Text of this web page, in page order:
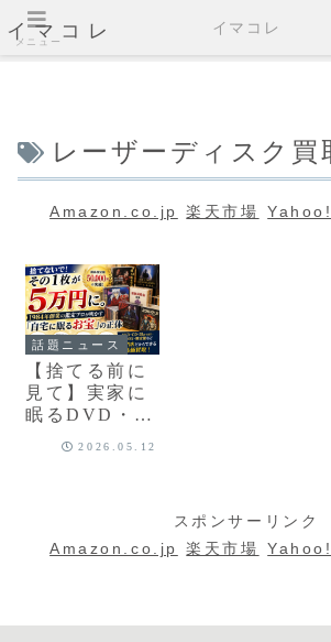
イマコレ
レーザーディスク買
Amazon.co.jp 楽天市場 Yahoo!
話題ニュース
【捨てる前に
見て】実家に
眠るDVD・
2026.05.12
スポンサーリンク
Amazon.co.jp
楽天市場 Yahoo!
メニュー
イマコレ